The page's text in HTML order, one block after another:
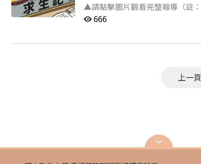
▲請點擊圖片觀看完整報導（註
等待） 【記者王彥、林婕宇、梁家柔、黃欣湄綜合報導】隨著時代與科技的進步，人們閱讀習慣改變，從
666
上一頁